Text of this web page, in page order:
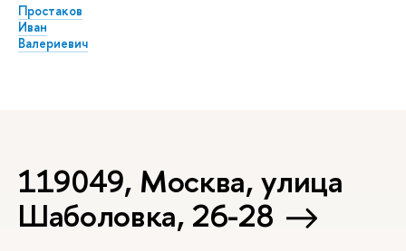
Простаков
Иван
Валериевич
119049, Москва, улица
Шаболовка, 26-28